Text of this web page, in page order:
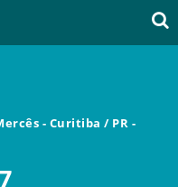
- Curitiba / PR -